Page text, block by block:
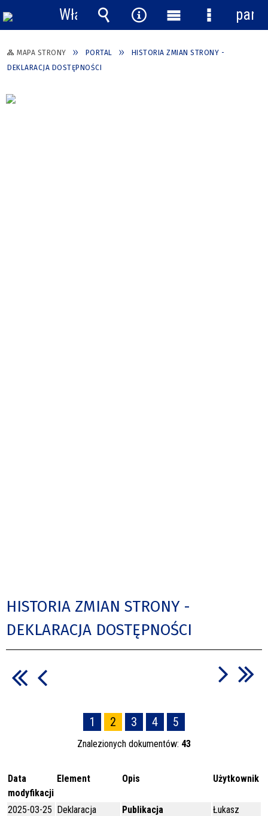
MAPA STRONY PORTAL
HISTORIA ZMIAN STRONY -
DEKLARACJA DOSTĘPNOŚCI
HISTORIA ZMIAN STRONY -
DEKLARACJA DOSTĘPNOŚCI
1 2 3 4 5
Znalezionych dokumentów: 43
Data
modyfikacji
Element Opis Użytkownik
2025-03-25 Deklaracja
Publikacja
Łukasz
Włącz
powiadomienia
Wyszukiwarka
Narzędzia
Menu
główne
Menu
panel